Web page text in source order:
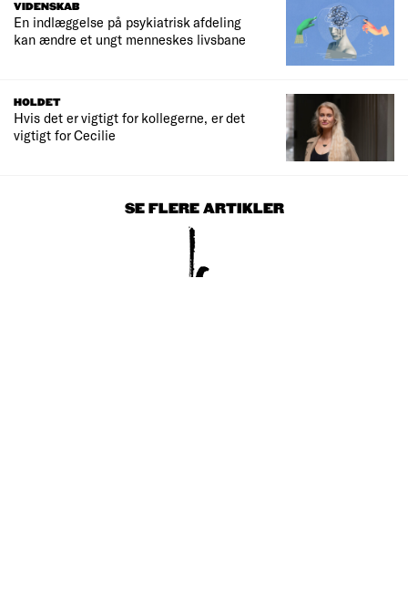
VIDENSKAB
En indlæggelse på psykiatrisk afdeling
kan ændre et ungt menneskes livsbane
HOLDET
Hvis det er vigtigt for kollegerne, er det
vigtigt for Cecilie
SE FLERE ARTIKLER